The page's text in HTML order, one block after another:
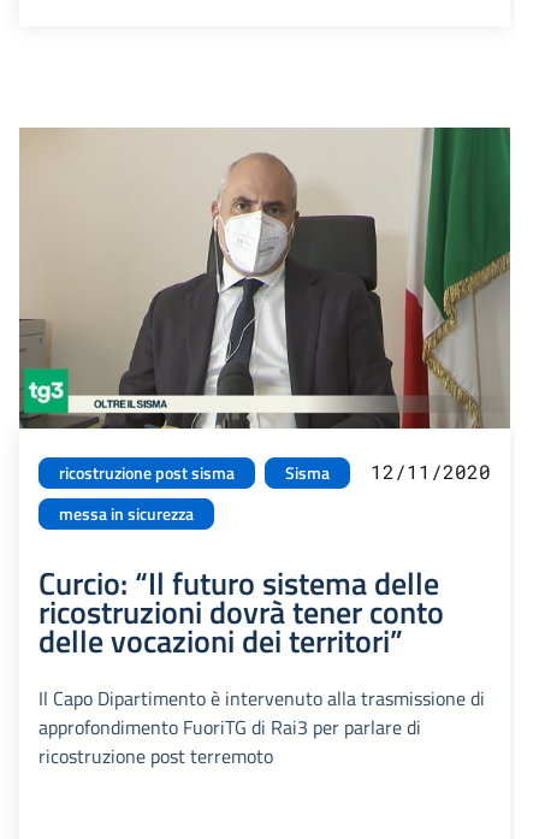
ricostruzione post sisma
Sisma
messa in sicurezza
12/11/2020
Curcio: “Il futuro sistema delle
ricostruzioni dovrà tener conto
delle vocazioni dei territori”
Il Capo Dipartimento è intervenuto alla trasmissione di
approfondimento FuoriTG di Rai3 per parlare di
ricostruzione post terremoto